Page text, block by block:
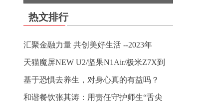
热文排行
汇聚金融力量 共创美好生活 --2023年
天猫魔屏NEW U2/坚果N1Air/极米Z7X到
基于恐惧去养生，对身心真的有益吗？
和谐餐饮张其涛：用责任守护师生“舌尖